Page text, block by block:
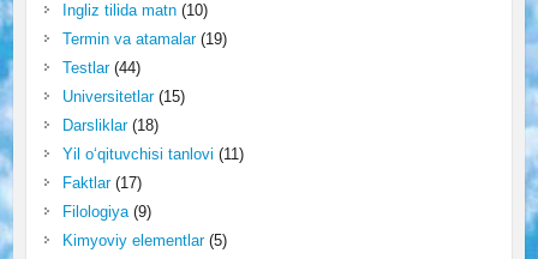
Ingliz tilida matn(10)
Termin va atamalar(19)
Testlar(44)
Universitetlar(15)
Darsliklar(18)
Yil o‘qituvchisi tanlovi (11)
Faktlar(17)
Filologiya(9)
Kimyoviy elementlar(5)